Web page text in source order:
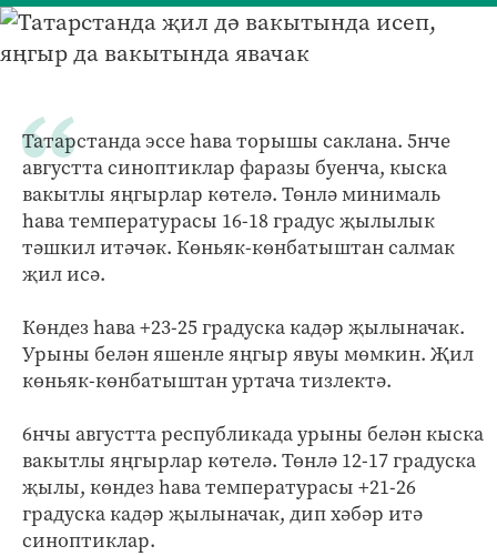
Татарстанда эссе һава торышы саклана. 5нче
августта синоптиклар фаразы буенча, кыска
вакытлы яңгырлар көтелә. Төнлә минималь
һава температурасы 16-18 градус җылылык
тәшкил итәчәк. Көньяк-көнбатыштан салмак
җил исә.
Көндез һава +23-25 градуска кадәр җылыначак.
Урыны белән яшенле яңгыр явуы мөмкин. Җил
көньяк-көнбатыштан уртача тизлектә.
6нчы августта республикада урыны белән кыска
вакытлы яңгырлар көтелә. Төнлә 12-17 градуска
җылы, көндез һава температурасы +21-26
градуска кадәр җылыначак, дип хәбәр итә
синоптиклар.